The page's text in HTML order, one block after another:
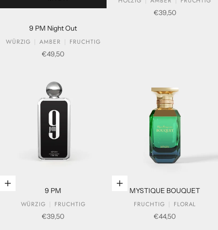
9 PM Night Out
WÜRZIG
AMBER
FRUCHTIG
Verkaufspreis
€49,50
Verkaufspreis
€39,50
In den Warenkorb legen
9 PM
WÜRZIG
FRUCHTIG
Verkaufspreis
€39,50
In den Warenkorb legen
MYSTIQUE BOUQUET
FRUCHTIG
FLORAL
Verkaufspreis
€44,50